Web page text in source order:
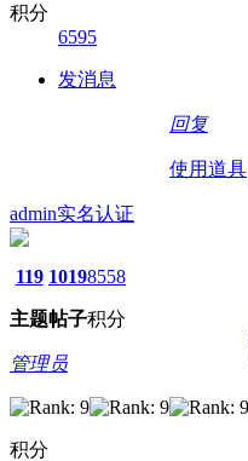
积分
6595
发消息
回复
使用道具
admin实名认证
119
主题
1019
帖子
8558
积分
管理员
积分